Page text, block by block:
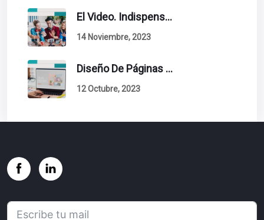
El Video. Indispensable En Tu Estrategia De Contenidos.
14 Noviembre, 2023
Diseño De Páginas Web. Esto Debe Tener Un Sitio Exitoso.
12 Octubre, 2023